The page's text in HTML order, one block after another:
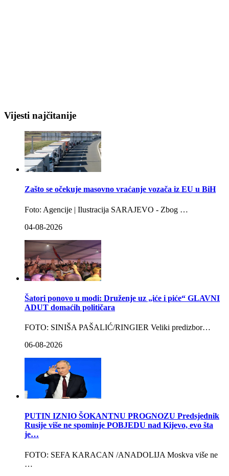
Vijesti najčitanije
Zašto se očekuje masovno vraćanje vozača iz EU u BiH
Foto: Agencije | Ilustracija SARAJEVO - Zbog …
04-08-2026
Šatori ponovo u modi: Druženje uz „iće i piće“ GLAVNI
ADUT domaćih političara
FOTO: SINIŠA PAŠALIĆ/RINGIER Veliki predizbor…
06-08-2026
PUTIN IZNIO ŠOKANTNU PROGNOZU Predsjednik
Rusije više ne spominje POBJEDU nad Kijevo, evo šta
je…
FOTO: SEFA KARACAN /ANADOLIJA Moskva više ne
…